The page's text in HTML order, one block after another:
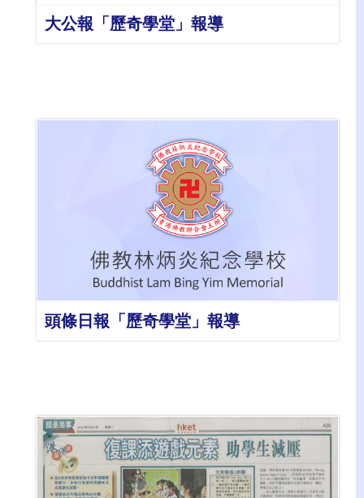
大公報「歷奇學堂」報導
頭條日報「歷奇學堂」報導
詳情